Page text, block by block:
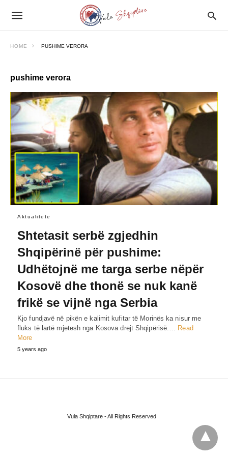
HOME PUSHIME VERORA
pushime verora
Aktualitete
Shtetasit serbë zgjedhin
Shqipërinë për pushime:
Udhëtojnë me targa serbe nëpër
Kosovë dhe thonë se nuk kanë
frikë se vijnë nga Serbia
Kjo fundjavë në pikën e kalimit kufitar të Morinës ka nisur me
fluks të lartë mjetesh nga Kosova drejt Shqipërisë.… Read
More
5 years ago
Vula Shqiptare - All Rights Reserved